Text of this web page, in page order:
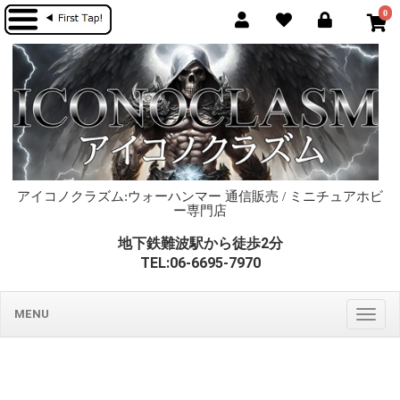
0
アイコノクラズム:ウォーハンマー 通信販売 / ミニチュアホビ
ー専門店
地下鉄難波駅から徒歩2分
TEL:06-6695-7970
MENU